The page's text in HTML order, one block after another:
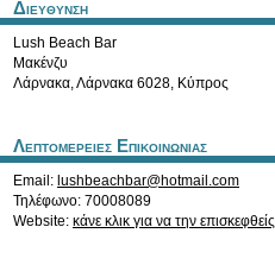
Διευθυνση
Lush Beach Bar
Μακένζυ
Λάρνακα,Λάρνακα 6028, Κύπρος
Λεπτομερειες Επικοινωνιας
Email: lushbeachbar@hotmail.com
Τηλέφωνο: 70008089
Website: κάνε κλικ για να την επισκεφθείς